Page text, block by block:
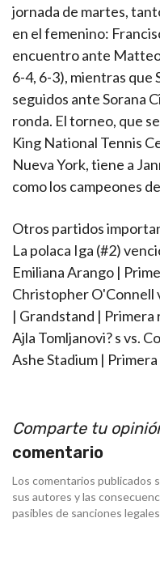
jornada de martes,
en el femenino:
encuentro ante Matteo
6-4, 6-3), mientras que
seguidos ante Sorana
ronda. El torneo, que
King National Tennis
Nueva York, tiene a
como los campeones
Otros partidos
La polaca Iga (#2)
Emiliana Arango |
Christopher O'Connell
| Grandstand | Primera
Ajla Tomljanovi? s vs.
Ashe Stadium |
Comparte tu
comentario
Los comentarios publicados
sus autores y las
pasibles de sanciones